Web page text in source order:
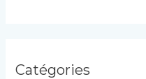
Catégories